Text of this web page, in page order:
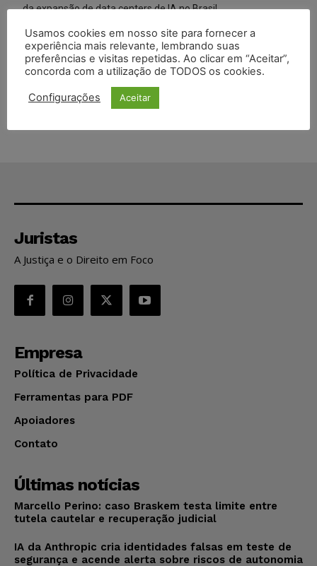
da expansão de data centers de IA no Brasil
TSE reforça que sistemas das urnas eletrônicas tornam-se
invioláveis após assinatura digital e lacração
STF inicia julgamento sobre constitucionalidade da proibição
dos jogos de azar no Brasil
Juristas
A Justiça e o Direito em Foco
Empresa
Política de Privacidade
Ferramentas para PDF
Apoiadores
Contato
Últimas notícias
Marcello Perino: caso Braskem testa limite entre
tutela cautelar e recuperação judicial
IA da Anthropic cria identidades falsas em teste de
segurança e acende alerta sobre riscos de autonomia
Usamos cookies em nosso site para fornecer a
experiência mais relevante, lembrando suas
preferências e visitas repetidas. Ao clicar em “Aceitar”,
concorda com a utilização de TODOS os cookies.
Configurações Aceitar